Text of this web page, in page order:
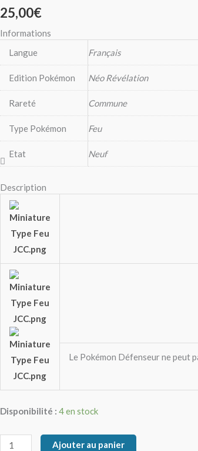
25,00€
Informations
Langue
Français
Edition Pokémon Néo Révélation
Rareté Commune
Type Pokémon Feu
Etat Neuf
Description
Le Pokémon Défenseur ne peut
Disponibilité : 4 en stock
Ajouter au panier